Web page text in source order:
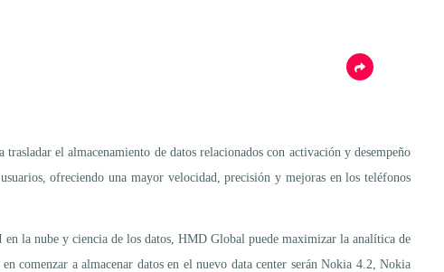
el almacenamiento de datos relacionados con activación y desempeño
ofreciendo una mayor velocidad, precisión y mejoras en los teléfonos
la nube y ciencia de los datos, HMD Global puede maximizar la analítica de
comenzar a almacenar datos en el nuevo data center serán Nokia 4.2, Nokia